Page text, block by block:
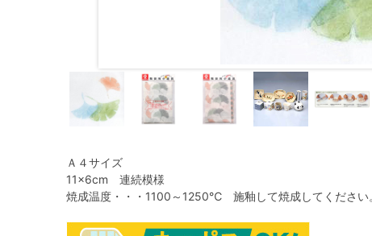
Ａ４サイズ
11×6cm 連続模様
焼成温度・・・1100～1250℃ 施釉して焼成してください